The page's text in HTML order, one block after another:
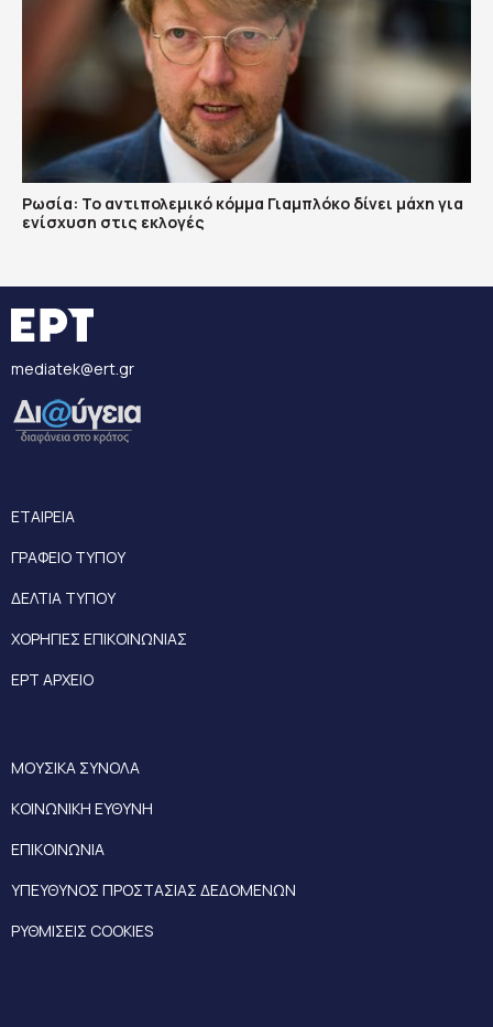
Ρωσία: Το αντιπολεμικό κόμμα Γιαμπλόκο δίνει μάχη για
ενίσχυση στις εκλογές
mediatek@ert.gr
ΕΤΑΙΡΕΙΑ
ΓΡΑΦΕΙΟ ΤΥΠΟΥ
ΔΕΛΤΙΑ ΤΥΠΟΥ
ΧΟΡΗΓΙΕΣ ΕΠΙΚΟΙΝΩΝΙΑΣ
ΕΡΤ ΑΡΧΕΙΟ
ΜΟΥΣΙΚΑ ΣΥΝΟΛΑ
ΚΟΙΝΩΝΙΚΗ ΕΥΘΥΝΗ
ΕΠΙΚΟΙΝΩΝΙΑ
ΥΠΕΥΘΥΝΟΣ ΠΡΟΣΤΑΣΙΑΣ ΔΕΔΟΜΕΝΩΝ
ΡΥΘΜΙΣΕΙΣ COOKIES